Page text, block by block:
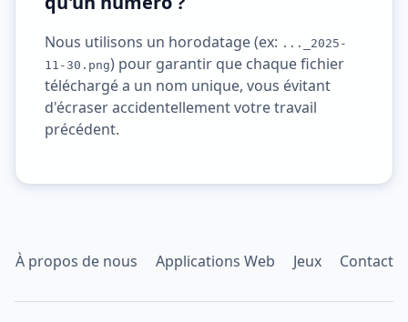
Nous utilisons un horodatage (ex: ..._2025-
11-30.png) pour garantir que chaque fichier
téléchargé a un nom unique, vous évitant
d'écraser accidentellement votre travail
précédent.
À propos de nous Applications Web Jeux Contact